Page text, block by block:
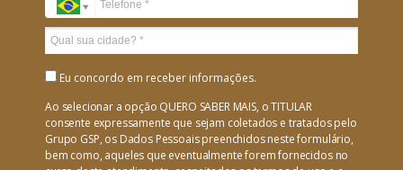
Eu concordo em receber informações.
Ao selecionar a opção QUERO SABER MAIS, o TITULAR
consente expressamente que sejam coletados e tratados pelo
Grupo GSP, os Dados Pessoais preenchidos neste formulário,
bem como, aqueles que eventualmente forem fornecidos no